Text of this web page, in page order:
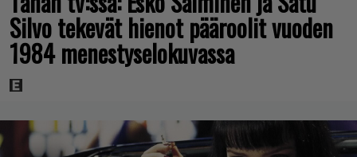
Silvo tekevät hienot pääroolit vuoden
1984 menestyselokuvassa